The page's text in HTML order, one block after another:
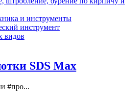
и инструменты
инструмент
видов
SDS Max
#про...